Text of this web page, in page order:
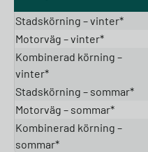
Stadskörning – vinter*
Motorväg – vinter*
Kombinerad körning –
vinter*
Stadskörning – sommar*
Motorväg – sommar*
Kombinerad körning –
sommar*